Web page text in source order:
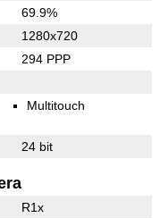
69.9%
1280x720
294 PPP
Multitouch
24 bit
R1x